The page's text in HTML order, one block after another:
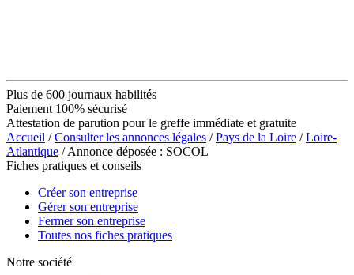
Plus de 600 journaux habilités
Paiement 100% sécurisé
Attestation de parution pour le greffe immédiate et gratuite
Accueil /Consulter les annonces légales /Pays de la Loire /Loire-
Atlantique / Annonce déposée : SOCOL
Fiches pratiques et conseils
Créer son entreprise
Gérer son entreprise
Fermer son entreprise
Toutes nos fiches pratiques
Notre société